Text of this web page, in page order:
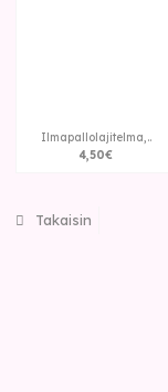
Ilmapallolajitelma,..
4,50€
Takaisin